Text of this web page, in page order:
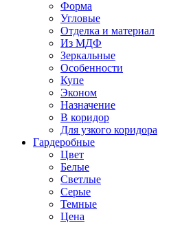
Форма
Угловые
Отделка и материал
Из МДФ
Зеркальные
Особенности
Купе
Эконом
Назначение
В коридор
Для узкого коридора
Гардеробные
Цвет
Белые
Светлые
Серые
Темные
Цена